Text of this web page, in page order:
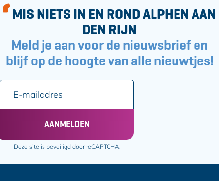
MIS NIETS IN EN ROND ALPHEN AAN
DEN RIJN
Meld je aan voor de nieuwsbrief en
blijf op de hoogte van alle nieuwtjes!
E
m
l
d
AANMELDEN
Deze site is beveiligd door reCAPTCHA.